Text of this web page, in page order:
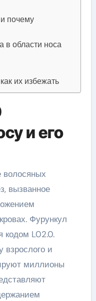
почему
в области носа
их избежать
и его
волосяных
вызванное
Фурункул
кодом L02.0.
взрослого и
миллионы